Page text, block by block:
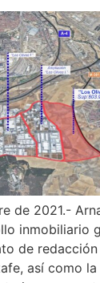
de 2021.-
inmobiliario
de redacción
así como